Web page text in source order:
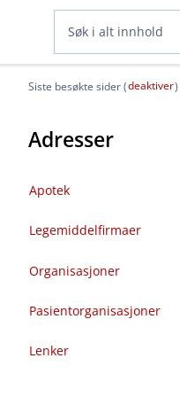
Siste besøkte sider (deaktiver)
Adresser
Apotek
Legemiddelfirmaer
Organisasjoner
Pasientorganisasjoner
Lenker